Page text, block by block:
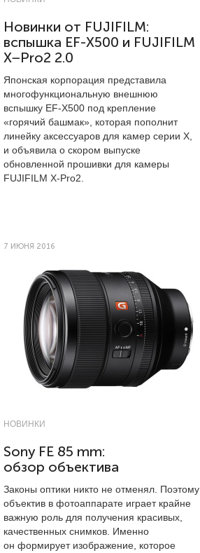
Новинки от FUJIFILM:
вспышка EF-X500 и FUJIFILM
X−Pro2 2.0
Японская корпорация представила
многофункциональную внешнюю
вспышку EF-X500 под крепление
«горячий башмак», которая пополнит
линейку аксессуаров для камер серии X,
и объявила о скором выпуске
обновленной прошивки для камеры
FUJIFILM X-Pro2.
7 ИЮНЯ 2016
НОВИНКИ
Sony FE 85 mm:
обзор объектива
Законы оптики никто не отменял. Поэтому
объектив в фотоаппарате играет крайне
важную роль для получения красивых,
качественных снимков. Именно
он формирует изображение, которое